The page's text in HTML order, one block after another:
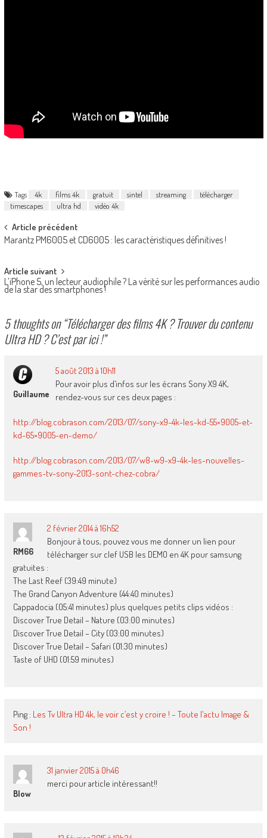
Tags 4k films 4k gratuit sintel streaming
télécharger
timescapes
ultra hd vidéo 4k
Post
navigation
Article précédent
Marantz PM6005 et CD6005 : les caractéristiques définitives !
Article suivant
L’iPhone 5, un lecteur audiophile ? La vérité sur les performances audio
de la star des smartphones !
5 thoughts on “Télécharger des films 4K ? Trouver du contenu
Ultra HD ? C’est par ici !”
Guillaume
5 août 2013 à 10h11
Pour avoir plus d’infos sur les écrans Sony X9 4K,
rendez-vous sur ces deux pages :
http://blog.cobrason.com/2013/07/sony-x9-4k-les-kd-55×9005-et-
kd-65×9005-en-demo/
http://blog.cobrason.com/2013/07/w8-w9-x9-4k-les-nouvelles-
gammes-tv-sony-2013-sont-chez-cobra/
RM66
2 février 2014 à 16h52
Bonjour à tous, pouvez vous me donner un lien pour
télécharger sur clef USB les DEMO en 4K pour samsung
gratuites :
The Last Reef (39:49 minute)
The Grand Canyon Adventure (44:40 minutes)
Cappadocia (05:41 minutes) plus quelques petits clips vidéos :
Discover True Detail – Nature (03:00 minutes)
Discover True Detail – City (03:00 minutes)
Discover True Detail – Safari (01:30 minutes)
Taste of UHD (01:59 minutes)
Ping : Les Tv Ultra HD 4k, le voir c’est y croire ! – Toute l'actu Image &
Son !
Blow
31 janvier 2015 à 0h46
merci pour article intéressant!!